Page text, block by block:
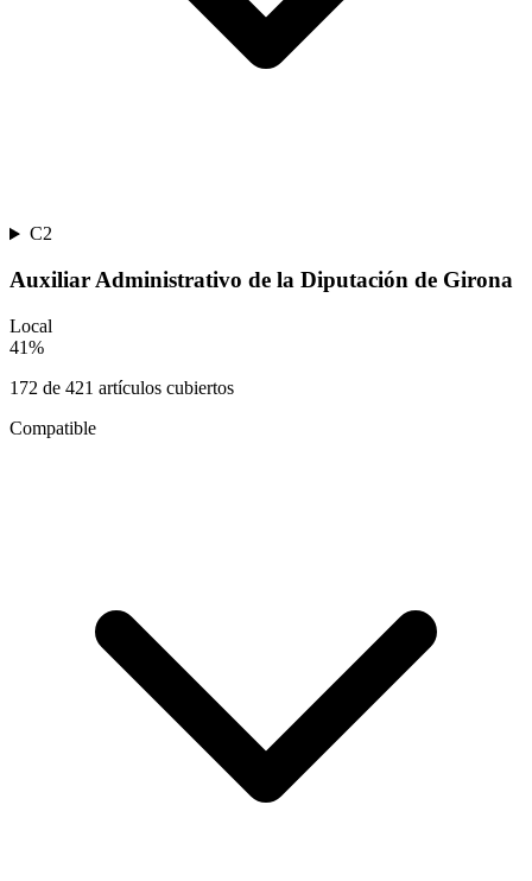
C2
Auxiliar Administrativo de la Diputación de Girona
Local
41%
172 de 421 artículos cubiertos
Compatible